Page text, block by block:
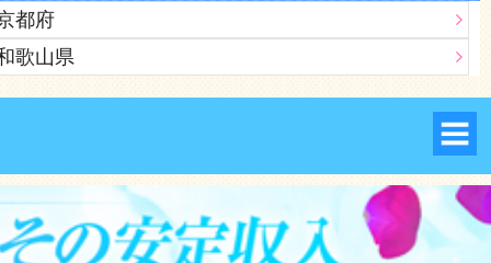
都府
歌山県